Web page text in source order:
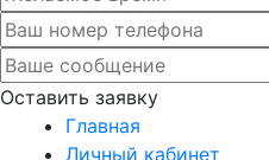
Оставить заявку
Главная
Личный кабинет